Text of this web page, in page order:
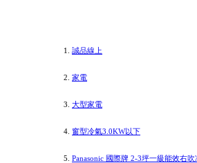
誠品線上
家電
大型家電
窗型冷氣3.0KW以下
Panasonic 國際牌 2-3坪一級能效右